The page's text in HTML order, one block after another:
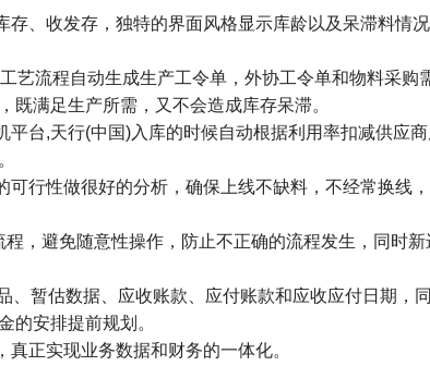
、收发存，独特的界面风格显示库龄以及呆滞料情况
艺流程自动生成生产工令单，外协工令单和物料采购
满足生产所需，又不会造成库存呆滞。
台,天行(中国)入库的时候自动根据利用率扣减供应
行性做很好的分析，确保上线不缺料，不经常换线
，避免随意性操作，防止不正确的流程发生，同时新
暂估数据、应收账款、应付账款和应收应付日期，同
的安排提前规划。
正实现业务数据和财务的一体化。